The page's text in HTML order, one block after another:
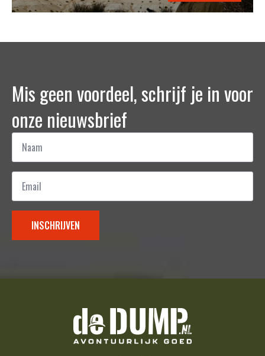
Mis geen voordeel, schrijf je in voor
onze nieuwsbrief
Naam
Email
INSCHRIJVEN